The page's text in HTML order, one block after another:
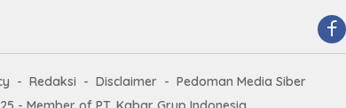
Redaksi Disclaimer
Pedoman Media Siber